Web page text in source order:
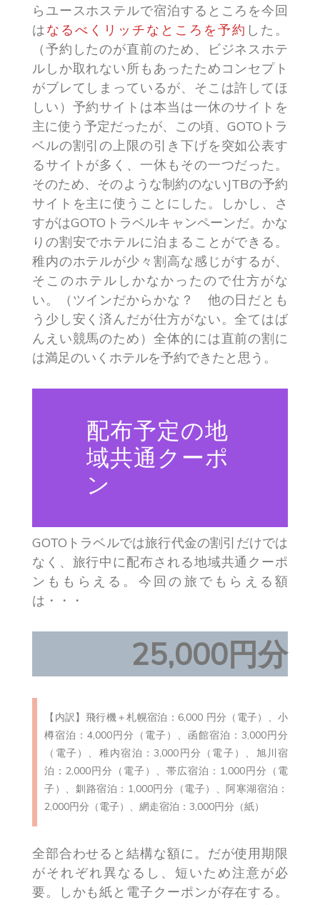
らユースホステルで宿泊するところを今回
はなるべくリッチなところを予約 した。
（予約したのが直前のため、ビジネスホテ
ルしか取れない所もあったためコンセプト
がブレてしまっているが、そこは許してほ
しい）予約サイトは本当は一休のサイトを
主に使う予定だったが、この頃、GOTOトラ
ベルの割引の上限の引き下げを突如公表す
るサイトが多く、一休もその一つだった。
そのため、そのような制約のないJTBの予約
サイトを主に使うことにした。しかし、さ
すがはGOTOトラベルキャンペーンだ。かな
りの割安でホテルに泊まることができる。
稚内のホテルが少々割高な感じがするが、
そこのホテルしかなかったので仕方がな
い。（ツインだからかな？ 他の日だとも
う少し安く済んだが仕方がない。全てはば
んえい競馬のため）全体的には直前の割に
は満足のいくホテルを予約できたと思う。
配布予定の地
域共通クーポ
ン
GOTOトラベルでは旅行代金の割引だけでは
なく、旅行中に配布される地域共通クーポ
ンももらえる。今回の旅でもらえる額
は・・・
25,000円分
【内訳】飛行機＋札幌宿泊：6,000 円分（電子）、小
樽宿泊：4,000円分（電子）、函館宿泊：3,000円分
（電子）、稚内宿泊：3,000円分（電子）、旭川宿
泊：2,000円分（電子）、帯広宿泊：1,000円分（電
子）、釧路宿泊：1,000円分（電子）、阿寒湖宿泊：
2,000円分（電子）、網走宿泊：3,000円分（紙）
全部合わせると結構な額に。だが使用期限
がそれぞれ異なるし、短いため注意が必
要。しかも紙と電子クーポンが存在する。